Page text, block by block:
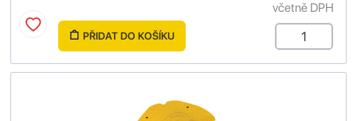
včetně DPH
PŘIDAT DO KOŠÍKU